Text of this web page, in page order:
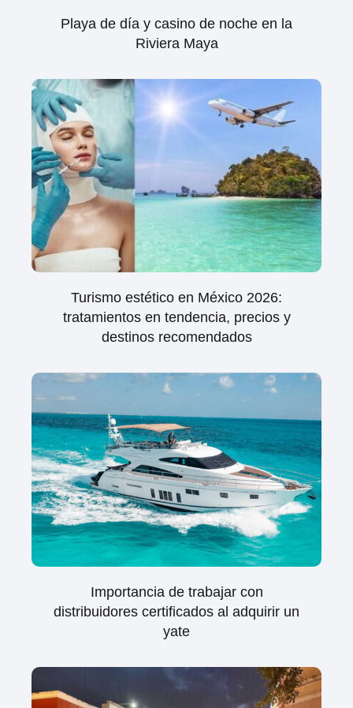
Playa de día y casino de noche en la
Riviera Maya
Turismo estético en México 2026:
tratamientos en tendencia, precios y
destinos recomendados
Importancia de trabajar con
distribuidores certificados al adquirir un
yate